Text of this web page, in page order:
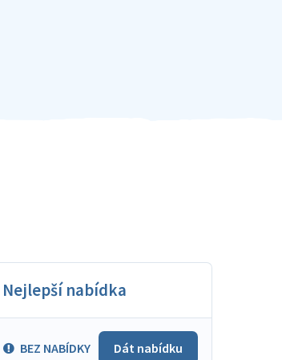
Nejlepší nabídka
BEZ NABÍDKY Dát nabídku